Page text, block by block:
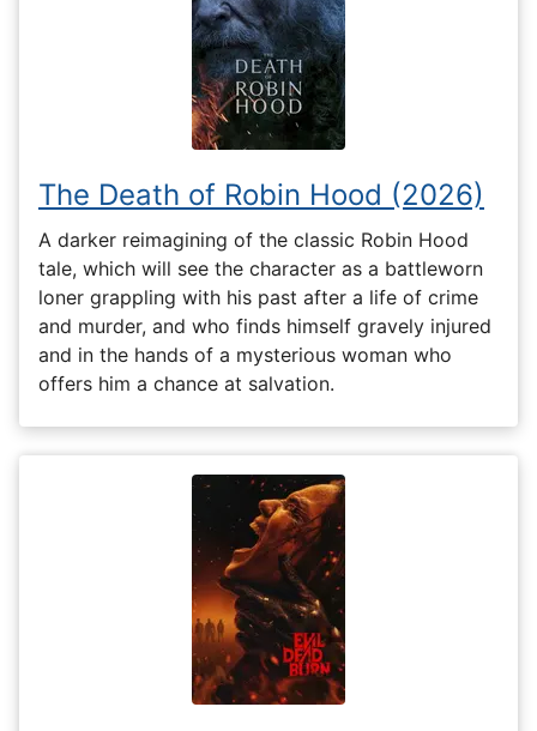
The Death of Robin Hood (2026)
A darker reimagining of the classic Robin Hood
tale, which will see the character as a battleworn
loner grappling with his past after a life of crime
and murder, and who finds himself gravely injured
and in the hands of a mysterious woman who
offers him a chance at salvation.